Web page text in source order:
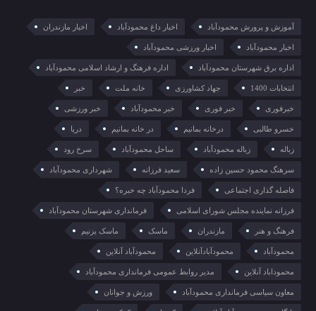
آموزش و پرورش محمودآباد اخبار داغ محمودآباد اخبار مازندران
اخبار محمودآباد اخبار ورزشی محمودآباد
اداره برق شهرستان محمودآباد اداره فرهنگ و ارشاد اسلامی محمودآباد
انتخابات 1400 جهاد کشاورزی خانه ملت خبر
خبرفوری خبر فوری خبر محمودآباد خبر ورزشی
خسرو طالبی درخانه بمانیم در خانه بمانیم دریا
زباله زباله محمودآباد ساحل محمودآباد سرخ رود
سرهنگ محمود حسین زاده سعید فرزانه شهرداری محمودآباد
فاصله گذاری اجتماعی فردا محمودآباد چه خبره؟
فرزانه نماینده مجلس شورای اسلامی فرمانداری شهرستان محمودآباد
فرهنگ و هنر مازندران ماسک ماسک بزنیم
محمودآباد محمودآبادآنلاین محمودآباد آنلاین
محموداباد آنلاین مدیر روابط عمومی فرمانداری محمودآباد
معاون سیاسی فرمانداری محمودآباد ورزش و جوانان